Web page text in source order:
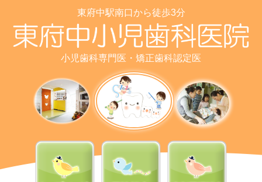
東府中駅南口から徒歩3分
小児歯科専門医・矯正歯科認定医